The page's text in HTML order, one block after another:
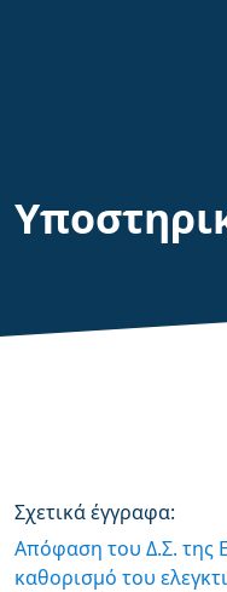
Σχετικά έγγραφα:
Απόφαση του Δ.Σ. της
καθορισμό του